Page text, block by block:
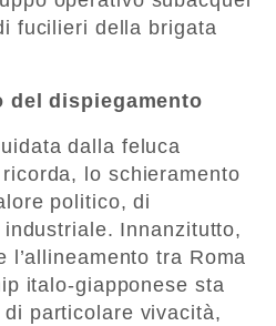
fucilieri della brigata
dispiegamento
dalla feluca
ricorda, lo schieramento
politico, di
Innanzitutto,
l’allineamento tra Roma
italo-giapponese sta
particolare vivacità,